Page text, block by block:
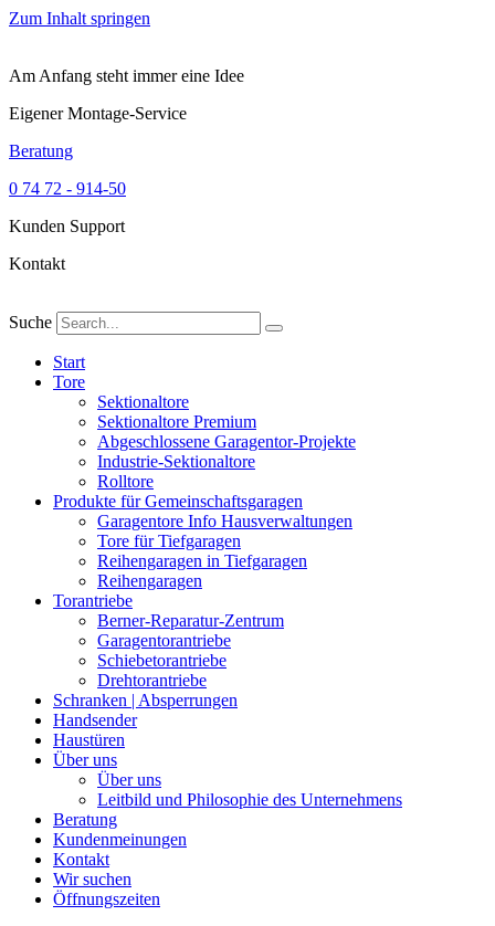
Zum Inhalt springen
Am Anfang steht immer eine Idee
Eigener Montage-Service
Beratung
0 74 72 - 914-50
Kunden Support
Kontakt
Suche
Start
Tore
Sektionaltore
Sektionaltore Premium
Abgeschlossene Garagentor-Projekte
Industrie-Sektionaltore
Rolltore
Produkte für Gemeinschaftsgaragen
Garagentore Info Hausverwaltungen
Tore für Tiefgaragen
Reihengaragen in Tiefgaragen
Reihengaragen
Torantriebe
Berner-Reparatur-Zentrum
Garagentorantriebe
Schiebetorantriebe
Drehtorantriebe
Schranken | Absperrungen
Handsender
Haustüren
Über uns
Über uns
Leitbild und Philosophie des Unternehmens
Beratung
Kundenmeinungen
Kontakt
Wir suchen
Öffnungszeiten